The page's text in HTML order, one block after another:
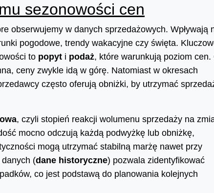
sezonowości cen
obserwujemy w danych sprzedażowych. Wpływają
pogodowe, trendy wakacyjne czy święta.
to popyt i podaż, które warunkują poziom cen.
ceny zwykle idą w górę. Natomiast w okresach
często oferują obniżki, by utrzymać
, czyli stopień reakcji wolumenu sprzedaży na
mocno odczują każdą podwyżkę lub obniżkę,
mogą utrzymać stabilną marżę nawet przy
(dane historyczne) pozwala zidentyfikować
co jest podstawą do planowania kolejnych